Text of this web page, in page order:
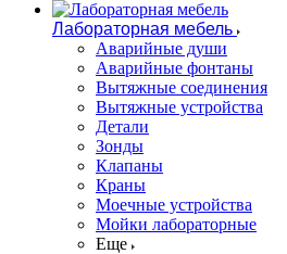
Лабораторная мебель
Аварийные души
Аварийные фонтаны
Вытяжные соединения
Вытяжные устройства
Детали
Зонды
Клапаны
Краны
Моечные устройства
Мойки лабораторные
Еще